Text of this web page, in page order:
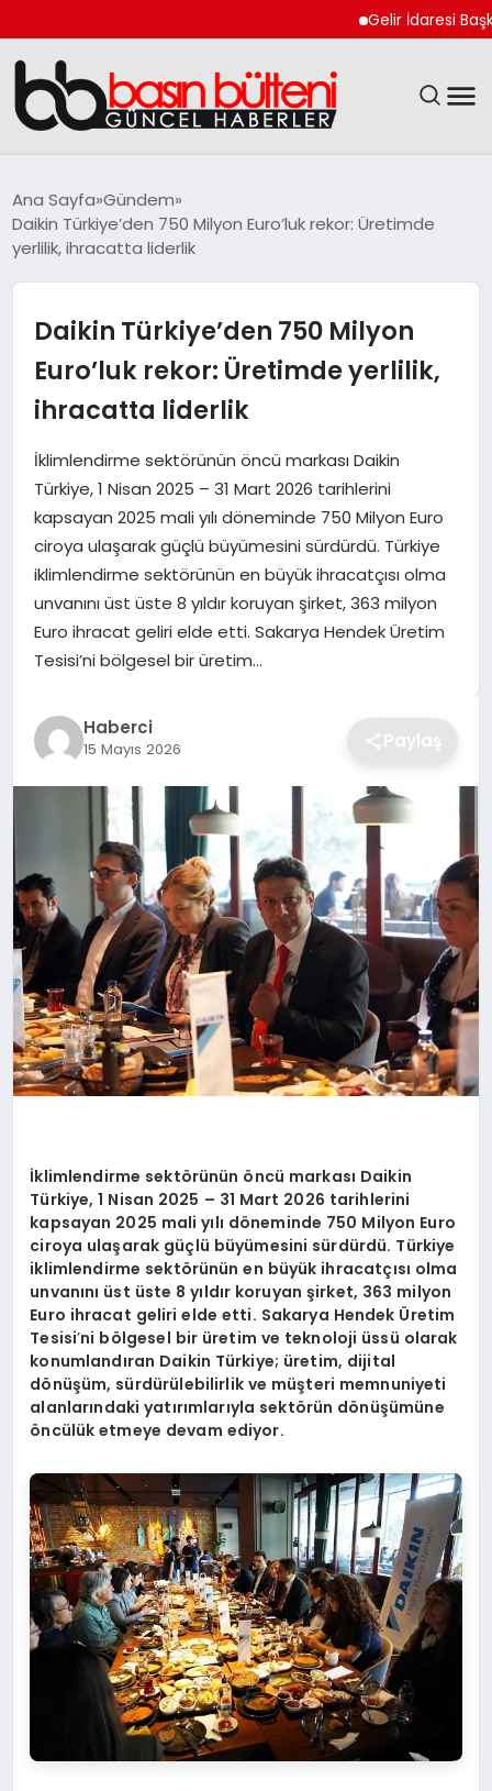
Gelir İdaresi Başkanlığı
GÜNCEL
SAĞLIK
SPOR
TEKNOLOJI
YAŞAM
GÜNDEM
Ana Sayfa Gündem
Daikin Türkiye’den 750 Milyon Euro’luk rekor: Üretimde
yerlilik, ihracatta liderlik
Daikin Türkiye’den 750 Milyon
Euro’luk rekor: Üretimde yerlilik,
ihracatta liderlik
İklimlendirme sektörünün öncü markası Daikin
Türkiye, 1 Nisan 2025 – 31 Mart 2026 tarihlerini
kapsayan 2025 mali yılı döneminde 750 Milyon Euro
ciroya ulaşarak güçlü büyümesini sürdürdü. Türkiye
iklimlendirme sektörünün en büyük ihracatçısı olma
unvanını üst üste 8 yıldır koruyan şirket, 363 milyon
Euro ihracat geliri elde etti. Sakarya Hendek Üretim
Tesisi’ni bölgesel bir üretim…
Haberci
15 Mayıs 2026 Paylaş
İklimlendirme sektörünün öncü markası Daikin
Türkiye, 1 Nisan 2025 – 31 Mart 2026 tarihlerini
kapsayan 2025 mali yılı döneminde 750 Milyon Euro
ciroya ulaşarak güçlü büyümesini sürdürdü. Türkiye
iklimlendirme sektörünün en büyük ihracatçısı olma
unvanını üst üste 8 yıldır koruyan şirket, 363 milyon
Euro ihracat geliri elde etti. Sakarya Hendek Üretim
Tesisi’ni bölgesel bir üretim ve teknoloji üssü olarak
konumlandıran Daikin Türkiye; üretim, dijital
dönüşüm, sürdürülebilirlik ve müşteri memnuniyeti
alanlarındaki yatırımlarıyla sektörün dönüşümüne
öncülük etmeye devam ediyor.